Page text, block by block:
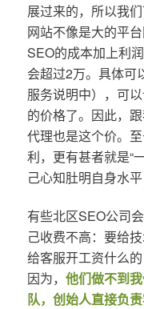
展过来的，所以我
网站不像是大的平
SEO的成本加上利
会超过2万。具体可
服务说明中），可
的价格了。因此，
代理也是这个价。
利，更有甚者就是“
己心知肚明自身水
有些北区SEO公司
己收费不高：要给
给客服开工资什么
因为， 他们做不到
队，创始人直接负